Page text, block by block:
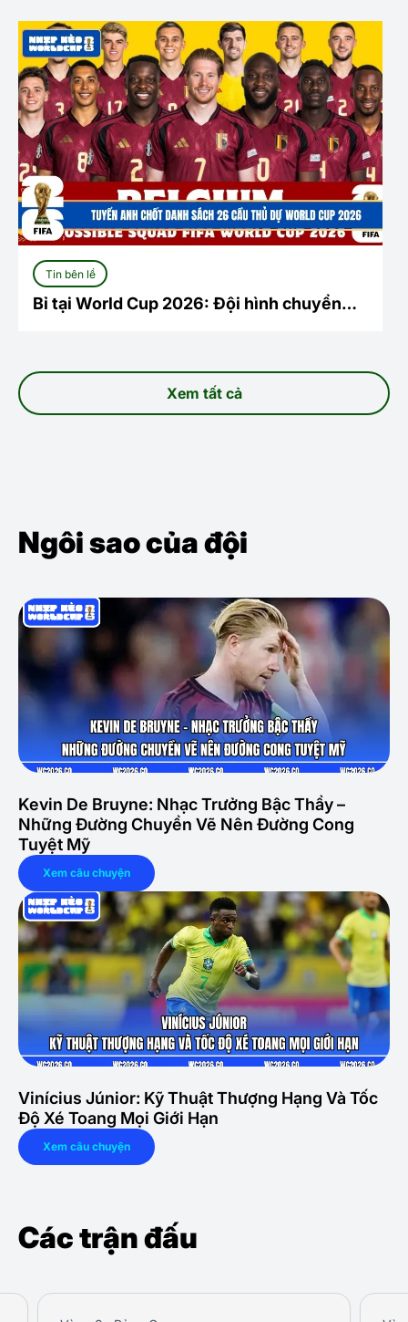
Xem tất cả
Tin bên lề
Bỉ tại World Cup 2026: Đội hình chuyển
Ngôi sao của đội
Kevin De Bruyne: Nhạc Trưởng Bậc Thầy –
Những Đường Chuyền Vẽ Nên Đường Cong
Tuyệt Mỹ
Xem câu chuyện
Vinícius Júnior: Kỹ Thuật Thượng Hạng Và Tốc
Độ Xé Toang Mọi Giới Hạn
Xem câu chuyện
Các trận đấu